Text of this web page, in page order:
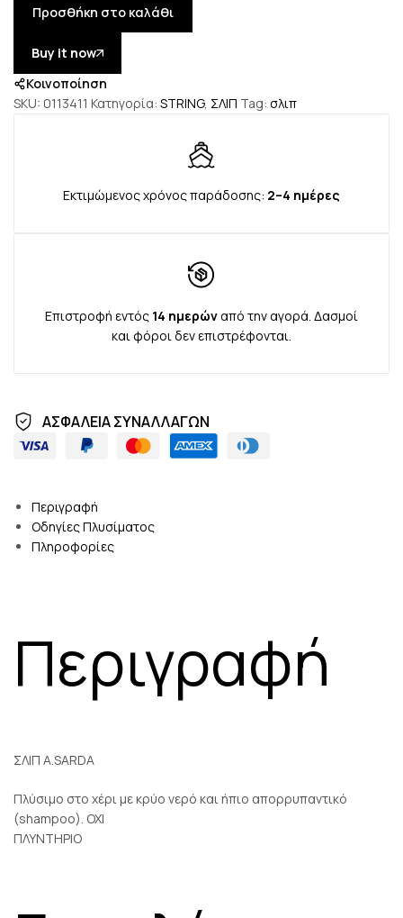
Προσθήκη στο καλάθι
Buy it now
Κοινοποίηση
SKU: 0113411 Κατηγορία: STRING, ΣΛΙΠ Tag: σλιπ
Εκτιμώμενος χρόνος παράδοσης: 2–4 ημέρες
Επιστροφή εντός 14 ημερώναπό την αγορά. Δασμοί
και φόροι δεν επιστρέφονται.
ΑΣΦΑΛΕΙΑ ΣΥΝΑΛΛΑΓΩΝ
Περιγραφή
Οδηγίες Πλυσίματος
Πληροφορίες
Περιγραφή
ΣΛΙΠ A.SARDA
Πλύσιμο στο χέρι με κρύο νερό και ήπιο απορρυπαντικό
(shampoo). ΟΧΙ
ΠΛΥΝΤΗΡΙΟ